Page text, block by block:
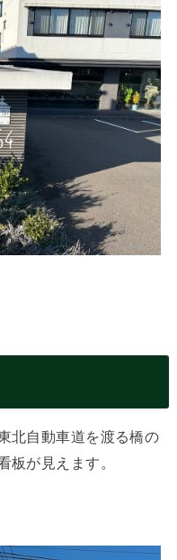
北自動車道を渡る橋の
板が見えます。